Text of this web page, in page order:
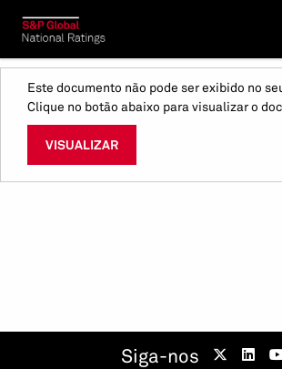
Este documento não pode ser exibido no
Clique no botão abaixo para visualizar o
VISUALIZAR
Siga-nos